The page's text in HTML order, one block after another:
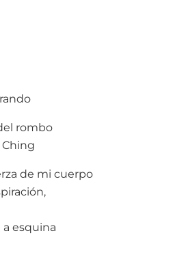
rombo
Ching
de mi cuerpo
esquina